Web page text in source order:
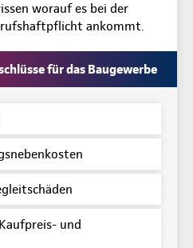
worauf es bei der
ankommt.
für das Baugewerbe
und